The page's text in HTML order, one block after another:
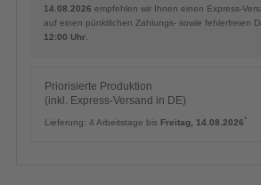
14.08.2026 empfehlen wir Ihnen einen Express-
auf einen pünktlichen Zahlungs- sowie fehlerfreien
12:00 Uhr
Priorisierte Produktion
(inkl. Express-Versand in DE)
Lieferung: 4 Arbeitstage bis Freitag, 14.08.2026*